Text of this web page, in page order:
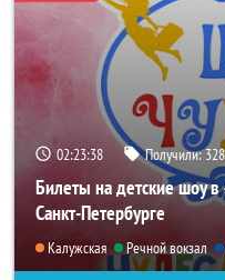
02:23:37 Получили:
Билеты на детские шоу
Санкт-Петербурге
Калужская Речной вокзал